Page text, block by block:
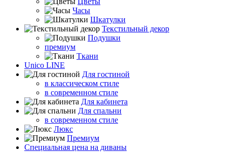
Часы
Шкатулки
Текстильный декор
Подушки
премиум
Ткани
Unico LINE
Для гостиной
в классическом стиле
в современном стиле
Для кабинета
Для спальни
в современном стиле
Люкс
Премиум
Специальная цена на диваны